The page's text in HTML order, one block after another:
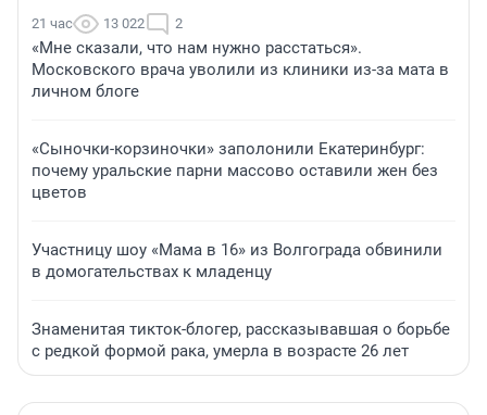
21 час 13 022 2
«Мне сказали, что нам нужно расстаться».
Московского врача уволили из клиники из-за мата в
личном блоге
«Сыночки-корзиночки» заполонили Екатеринбург:
почему уральские парни массово оставили жен без
цветов
Участницу шоу «Мама в 16» из Волгограда обвинили
в домогательствах к младенцу
Знаменитая тикток-блогер, рассказывавшая о борьбе
с редкой формой рака, умерла в возрасте 26 лет